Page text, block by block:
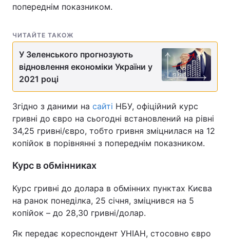
попереднім показником.
ЧИТАЙТЕ ТАКОЖ
У Зеленського прогнозують
відновлення економіки України у
2021 році
Згідно з даними на сайті НБУ, офіційний курс
гривні до євро на сьогодні встановлений на рівні
34,25 гривні/євро, тобто гривня зміцнилася на 12
копійок в порівнянні з попереднім показником.
Курс в обмінниках
Курс гривні до долара в обмінних пунктах Києва
на ранок понеділка, 25 січня, зміцнився на 5
копійок – до 28,30 гривні/долар.
Як передає кореспондент УНІАН, стосовно євро